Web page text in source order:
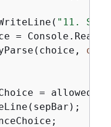
"11.
=
out
=